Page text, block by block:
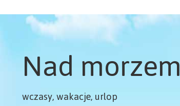
Nad morzem
wczasy, wakacje, urlop